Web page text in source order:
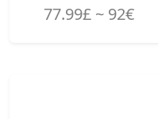
77.99£ ~ 92€